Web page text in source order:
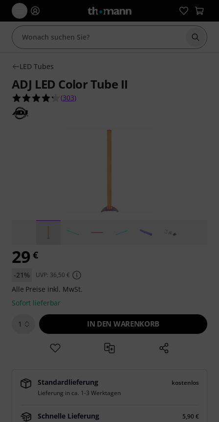
Suche
LED Tubes
ADJ LED Color Tube II
4.3 von 5 Sternen aus 303 Kundenbewertungen
(303)
29 €
-21% UVP: 36,50 €
Alle Preise inkl. MwSt.
Sofort lieferbar
1 IN DEN WARENKORB
Standardlieferung
kostenlos
Lieferung in ca. 1-3 Werktagen
Schnelle Lieferung
5,90 €